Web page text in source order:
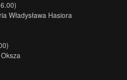
Władysława Hasiora